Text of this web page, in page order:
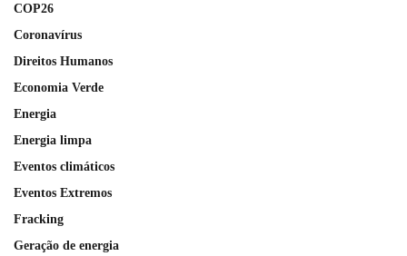
COP26
Coronavírus
Direitos Humanos
Economia Verde
Energia
Energia limpa
Eventos climáticos
Eventos Extremos
Fracking
Geração de energia